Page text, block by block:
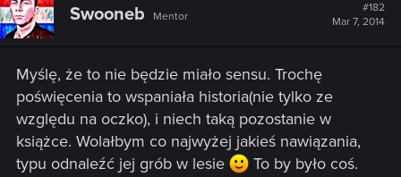
Swooneb Mentor
#182
Mar 7, 2014
Myślę, że to nie będzie miało sensu. Trochę
poświęcenia to wspaniała historia(nie tylko ze
względu na oczko), i niech taką pozostanie w
książce. Wolałbym co najwyżej jakieś nawiązania,
typu odnaleźć jej grób w lesie
To by było coś.